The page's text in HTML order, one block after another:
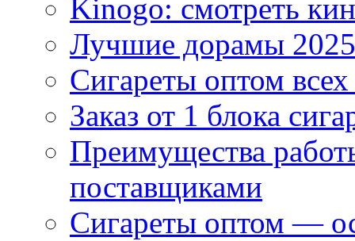
Kinogo: смотреть
Лучшие дорамы
Сигареты оптом
Заказ от 1 блока
Преимущества
поставщиками
Сигареты оптом —